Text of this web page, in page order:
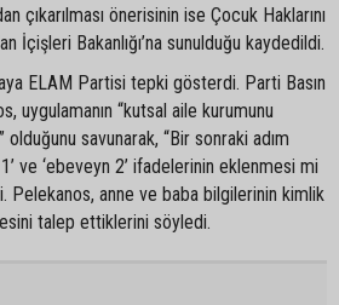
çıkarılması önerisinin ise Çocuk Haklarını
İçişleri Bakanlığı’na sunulduğu kaydedildi.
ELAM Partisi tepki gösterdi. Parti Basın
uygulamanın “kutsal aile kurumunu
savunarak, “Bir sonraki adım
ve ‘ebeveyn 2’ ifadelerinin eklenmesi mi
Pelekanos, anne ve baba bilgilerinin kimlik
talep ettiklerini söyledi.